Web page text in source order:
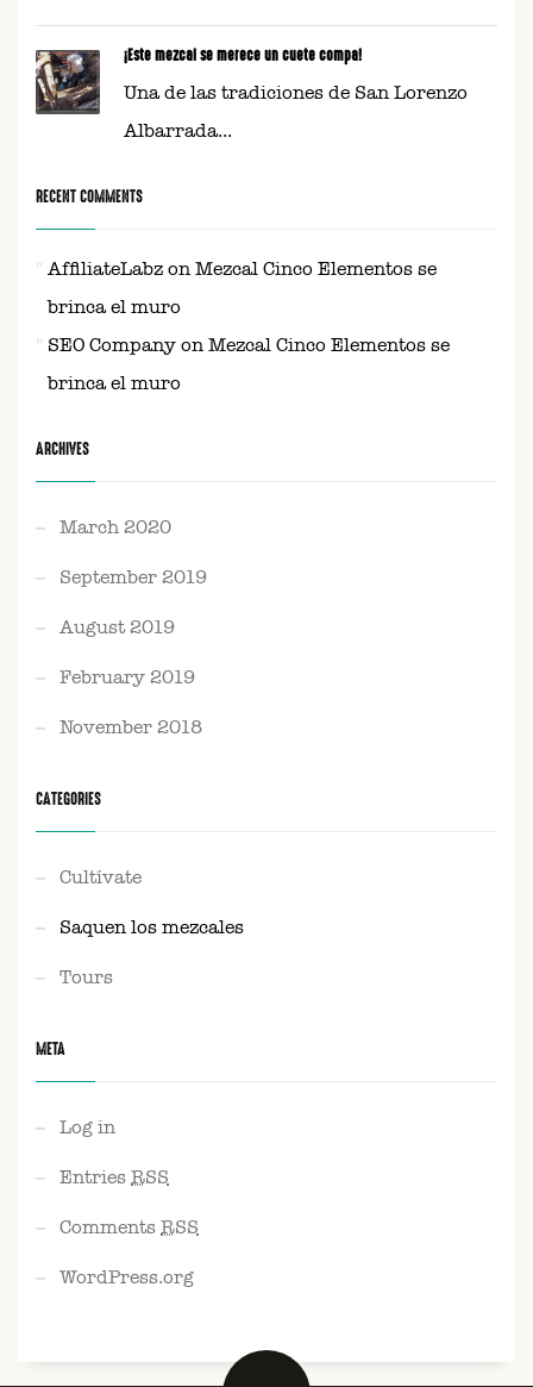
¡Este mezcal se merece un cuete compa!
Una de las tradiciones de San Lorenzo
Albarrada...
RECENT COMMENTS
AffiliateLabz on Mezcal Cinco Elementos se
brinca el muro
SEO Company on Mezcal Cinco Elementos se
brinca el muro
ARCHIVES
March 2020
September 2019
August 2019
February 2019
November 2018
CATEGORIES
Cultívate
Saquen los mezcales
Tours
META
Log in
Entries RSS
Comments RSS
WordPress.org